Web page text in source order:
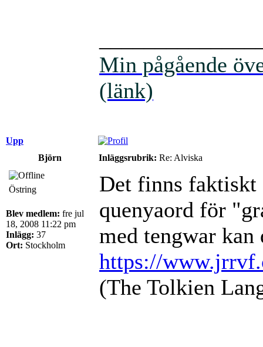
Min pågående
(länk)
Upp
Björn
Inläggsrubrik: Re: Alviska
Östring
Blev medlem: fre jul
18, 2008 11:22 pm
Inlägg: 37
Ort: Stockholm
Det finns faktiskt
quenyaord för
med tengwar kan
https://
(The Tolkien